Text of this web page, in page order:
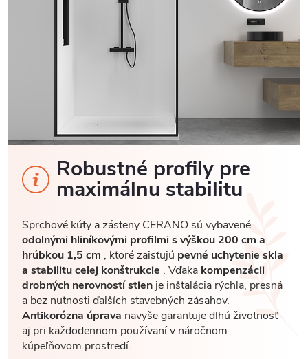
Robustné profily pre
maximálnu stabilitu
Sprchové kúty a zásteny CERANO sú vybavené
odolnými hliníkovými profilmi s výškou 200 cm a
hrúbkou 1,5 cm , ktoré zaisťujú pevné uchytenie skla
a stabilitu celej konštrukcie . Vďaka kompenzácii
drobných nerovností stien je inštalácia rýchla, presná
a bez nutnosti ďalších stavebných zásahov.
Antikorózna úprava navyše garantuje dlhú životnosť
aj pri každodennom používaní v náročnom
kúpeľňovom prostredí.